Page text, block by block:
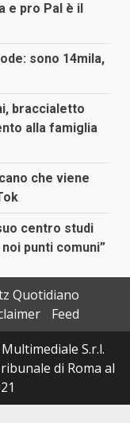
e pro Pal è il
sono 14mila,
braccialetto
alla famiglia
che viene
centro studi
punti comuni”
Quotidiano
Feed
S.r.l.
di Roma al